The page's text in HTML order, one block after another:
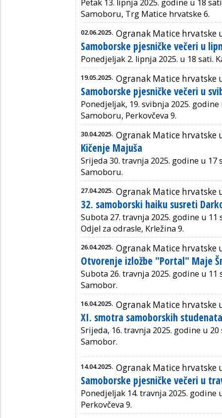
Petak 13. lipnja 2025. godine u 18
Samoboru, Trg Matice hrvatske 6.
02.06.2025. Ogranak Matice hrvatske
Samoborske pjesničke večeri u
Ponedjeljak 2. lipnja 2025. u 18 sati.
19.05.2025. Ogranak Matice hrvatske
Samoborske pjesničke večeri u
Ponedjeljak, 19. svibnja 2025.
Samoboru, Perkovčeva 9.
30.04.2025. Ogranak Matice hrvatske
Kičenje Majuša
Srijeda 30. travnja 2025. godine u
Samoboru.
27.04.2025. Ogranak Matice hrvatske
32. samoborski haiku susreti
Subota 27. travnja 2025. godine u
Odjel za odrasle, Krležina 9.
26.04.2025. Ogranak Matice hrvatske
Otvorenje izložbe "Portal" Maje
Subota 26. travnja 2025. godine u 11
Samobor.
16.04.2025. Ogranak Matice hrvatske
XI. smotra samoborskih
Srijeda, 16. travnja 2025. godine u
Samobor.
14.04.2025. Ogranak Matice hrvatske
Samoborske pjesničke večeri u
Ponedjeljak 14. travnja 2025.
Perkovčeva 9.